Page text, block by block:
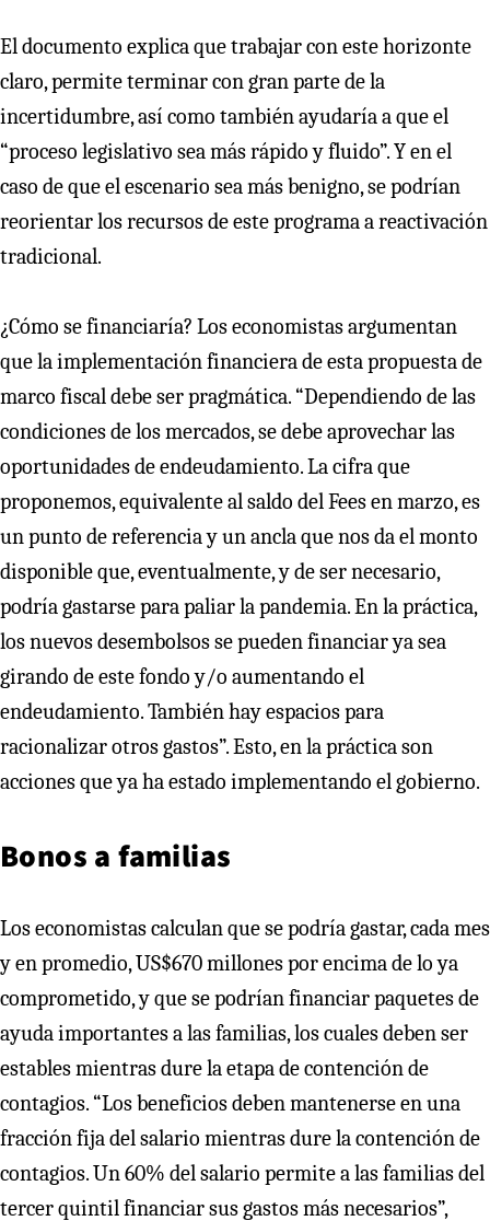
El documento explica que trabajar con este horizonte
claro, permite terminar con gran parte de la
incertidumbre, así como también ayudaría a que el
“proceso legislativo sea más rápido y fluido”. Y en el
caso de que el escenario sea más benigno, se podrían
reorientar los recursos de este programa a reactivación
tradicional.
¿Cómo se financiaría? Los economistas argumentan
que la implementación financiera de esta propuesta de
marco fiscal debe ser pragmática. “Dependiendo de las
condiciones de los mercados, se debe aprovechar las
oportunidades de endeudamiento. La cifra que
proponemos, equivalente al saldo del Fees en marzo, es
un punto de referencia y un ancla que nos da el monto
disponible que, eventualmente, y de ser necesario,
podría gastarse para paliar la pandemia. En la práctica,
los nuevos desembolsos se pueden financiar ya sea
girando de este fondo y/o aumentando el
endeudamiento. También hay espacios para
racionalizar otros gastos”. Esto, en la práctica son
acciones que ya ha estado implementando el gobierno.
Bonos a familias
Los economistas calculan que se podría gastar, cada mes
y en promedio, US$670 millones por encima de lo ya
comprometido, y que se podrían financiar paquetes de
ayuda importantes a las familias, los cuales deben ser
estables mientras dure la etapa de contención de
contagios. “Los beneficios deben mantenerse en una
fracción fija del salario mientras dure la contención de
contagios. Un 60% del salario permite a las familias del
tercer quintil financiar sus gastos más necesarios”,